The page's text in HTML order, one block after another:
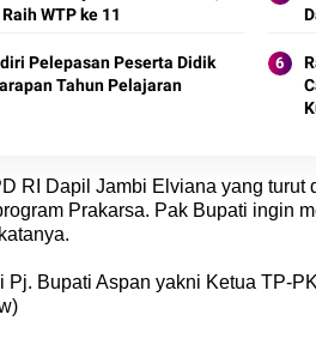
WTP ke 11
Pelepasan Peserta Didik
Tahun Pelajaran
RI Dapil Jambi Elviana yang turut
Prakarsa. Pak Bupati ingin
Pj. Bupati Aspan yakni Ketua TP-